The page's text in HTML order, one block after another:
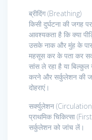
ब्रीदिंग (Breathing)
किसी दुर्घटना की जगह
आवश्यकता है कि क्या
उसके नाक और मुंह के
महसूस कर के पता कर
सांस ले रहा है या
करने और सर्कुलेशन की
दोहराएं।
सर्क्युलेशन
प्राथमिक चिकित्सा
सर्कुलेशन को जांच लें।